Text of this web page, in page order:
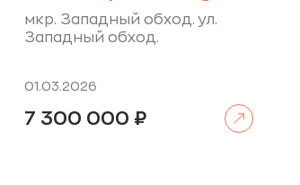
мкр. Западный обход. ул.
Западный обход.
01.03.2026
7 300 000 ₽